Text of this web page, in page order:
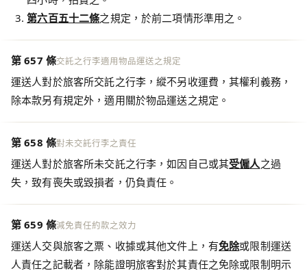
第六百五十二條之規定，於前二項情形準用之。
第 657 條交託之行李適用物品運送之規定
運送人對於旅客所交託之行李，縱不另收運費，其權利義務，
除本款另有規定外，適用關於物品運送之規定。
第 658 條對未交託行李之責任
運送人對於旅客所未交託之行李，如因自己或其受僱人之過
失，致有喪失或毀損者，仍負責任。
第 659 條減免責任約款之效力
運送人交與旅客之票、收據或其他文件上，有免除或限制運送
人責任之記載者，除能證明旅客對於其責任之免除或限制明示